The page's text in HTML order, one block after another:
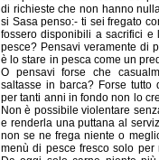
di richieste che non hanno
si Sasa penso:- ti sei fregato
fossero disponibili a sacrifici e
pesce? Pensavi veramente di
è lo stare in pesca come un
O pensavi forse che
saltasse in barca? Forse tutto
per tanti anni in fondo non lo
Non è possibile violentare
e renderla una puttana al
non se ne frega niente o
menù di pesce fresco solo